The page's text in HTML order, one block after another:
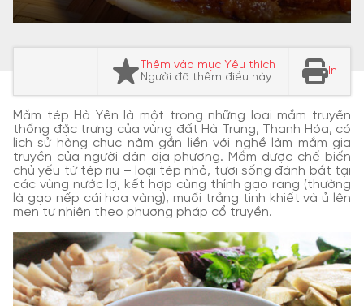
Thêm vào mục Yêu thích
Người đã thêm điều này
In
Mắm tép Hà Yên là một trong những loại mắm truyền
thống đặc trưng của vùng đất Hà Trung, Thanh Hóa, có
lịch sử hàng chục năm gắn liền với nghề làm mắm gia
truyền của người dân địa phương. Mắm được chế biến
chủ yếu từ tép riu – loại tép nhỏ, tươi sống đánh bắt tại
các vùng nước lợ, kết hợp cùng thính gạo rang (thường
là gạo nếp cái hoa vàng), muối trắng tinh khiết và ủ lên
men tự nhiên theo phương pháp cổ truyền.